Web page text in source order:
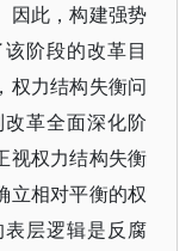
因此，构建强势
阶段的改革目
权力结构失衡问
革全面深化阶
视权力结构失衡
立相对平衡的权
层逻辑是反腐